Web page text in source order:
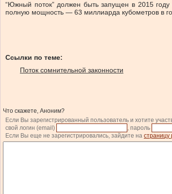
“Южный поток” должен быть запущен в 2015 году
полную мощность — 63 миллиарда кубометров в
Ссылки по теме:
Поток сомнительной законности
Что скажете, Аноним?
Если Вы зарегистрированный пользователь и хотите
свой логин (email)
, пароль
Если Вы еще не зарегистрировались, зайдите на страницу